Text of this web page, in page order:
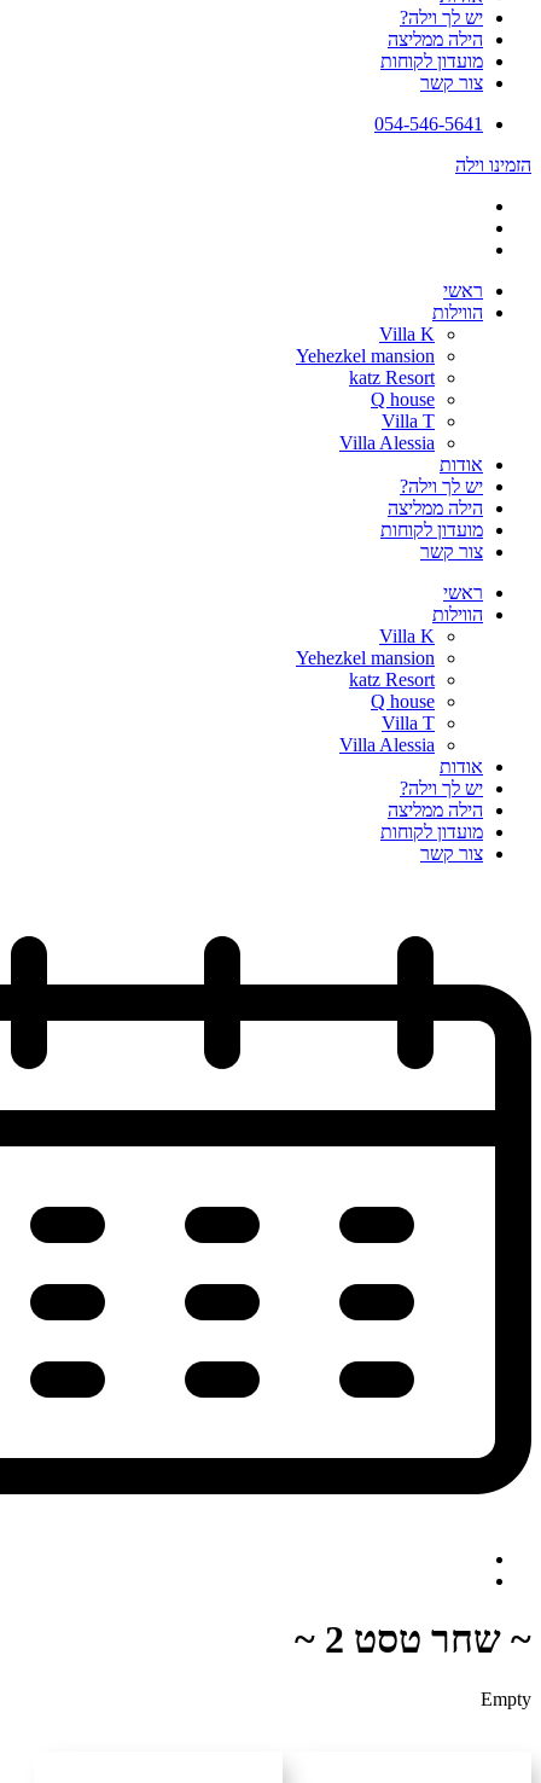
וילה?
ממליצה
לקוחות
054-546-
Yehezkel mansion
katz Resort
Villa Alessia
וילה?
ממליצה
לקוחות
Yehezkel mansion
katz Resort
Villa Alessia
וילה?
ממליצה
לקוחות
2 ~